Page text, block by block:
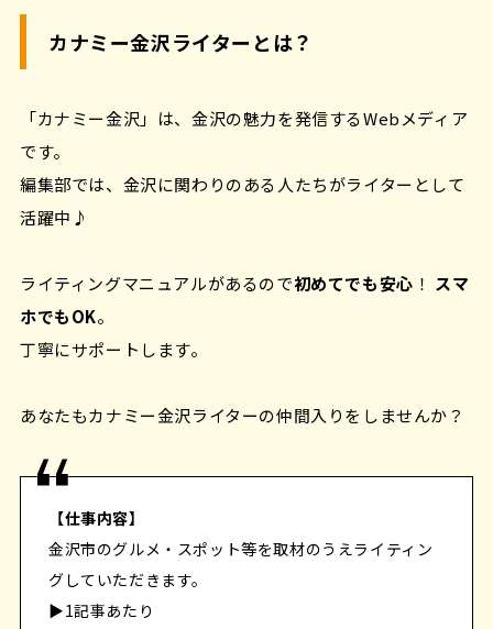
カナミー金沢ライターとは？
「カナミー金沢」は、金沢の魅力を発信するWebメディア
です。
編集部では、金沢に関わりのある人たちがライターとして
活躍中♪
ライティングマニュアルがあるので初めてでも安心 ！ スマ
ホでもOK。
丁寧にサポートします。
あなたもカナミー金沢ライターの仲間入りをしませんか？
【仕事内容】
金沢市のグルメ・スポット等を取材のうえライティン
グしていただきます。
▶︎1記事あたり